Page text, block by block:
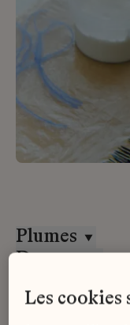
Plumes
Desrues
les